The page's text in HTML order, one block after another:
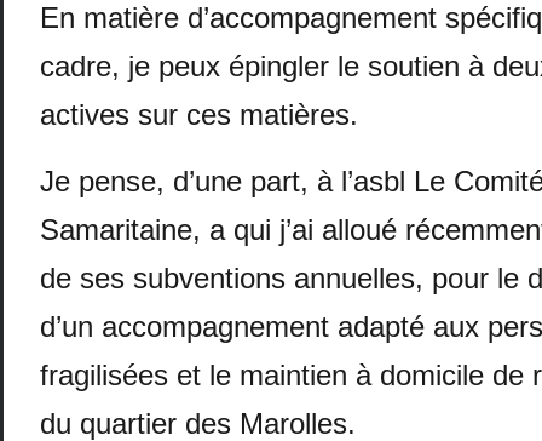
En matière d’accompagnement
cadre, je peux épingler le soutien à
actives sur ces matières.
Je pense, d’une part, à l’asbl Le
Samaritaine, a qui j’ai alloué
de ses subventions annuelles, pour le
d’un accompagnement adapté aux
fragilisées et le maintien à domicile de
du quartier des Marolles.